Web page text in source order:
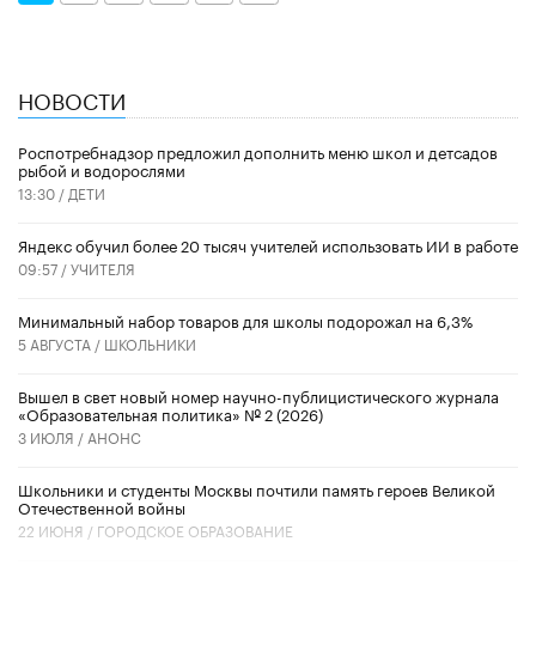
НОВОСТИ
Роспотребнадзор предложил дополнить меню школ и детсадов
рыбой и водорослями
13:30 / ДЕТИ
​Яндекс обучил более 20 тысяч учителей использовать ИИ в работе
09:57 /УЧИТЕЛЯ
Минимальный набор товаров для школы подорожал на 6,3%
5 АВГУСТА / ШКОЛЬНИКИ
Вышел в свет новый номер научно-публицистического журнала
«Образовательная политика» № 2 (2026)
3 ИЮЛЯ / АНОНС
Школьники и студенты Москвы почтили память героев Великой
Отечественной войны
22 ИЮНЯ / ГОРОДСКОЕ ОБРАЗОВАНИЕ